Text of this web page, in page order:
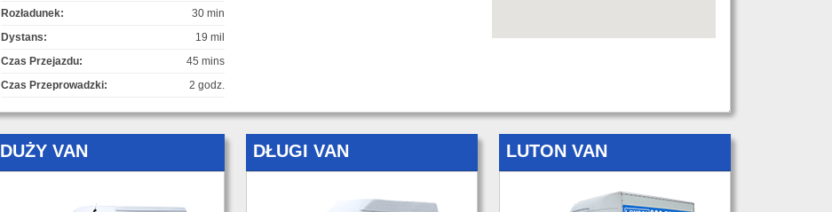
Rozładunek:
30 min
Dystans:
19 mil
Czas Przejazdu:
45 mins
Czas Przeprowadzki:
2 godz.
DUŻY VAN DŁUGI VAN LUTON VAN